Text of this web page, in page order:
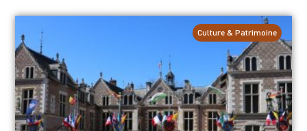
Culture & Patrimoine